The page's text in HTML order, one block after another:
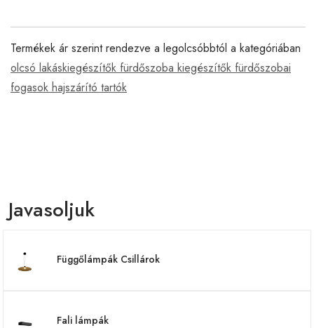
Termékek ár szerint rendezve a legolcsóbbtól a kategóriában
olcsó lakáskiegészítők fürdőszoba kiegészítők fürdőszobai
fogasok hajszárító tartók
Javasoljuk
Függőlámpák Csillárok
Fali lámpák